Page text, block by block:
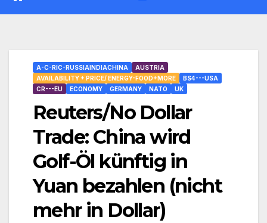
A-C-RIC-RUSSIAINDIACHINA
AUSTRIA
AVAILABILITY + PRICE/ ENERGY-FOOD+MORE
BS4---USA
CR---EU
ECONOMY GERMANY NATO UK
Reuters/No Dollar
Trade: China wird
Golf-Öl künftig in
Yuan bezahlen (nicht
mehr in Dollar)